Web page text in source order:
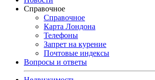
Справочное
Справочное
Карта Лондона
Телефоны
Запрет на курение
Почтовые индексы
Вопросы и ответы